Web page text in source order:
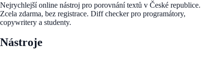
Nejrychlejší online nástroj pro porovnání textů v České republice.
Zcela zdarma, bez registrace. Diff checker pro programátory,
copywritery a studenty.
Nástroje